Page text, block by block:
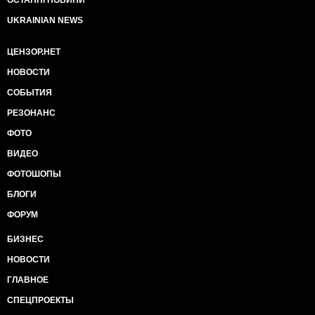
UKRAINIAN NEWS
ЦЕНЗОР.НЕТ
НОВОСТИ
СОБЫТИЯ
РЕЗОНАНС
ФОТО
ВИДЕО
ФОТОШОПЫ
БЛОГИ
ФОРУМ
БИЗНЕС
НОВОСТИ
ГЛАВНОЕ
СПЕЦПРОЕКТЫ